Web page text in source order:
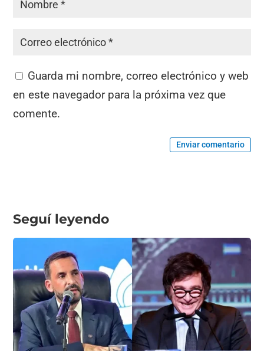
Guarda mi nombre, correo electrónico y web
en este navegador para la próxima vez que
comente.
Enviar comentario
Seguí leyendo